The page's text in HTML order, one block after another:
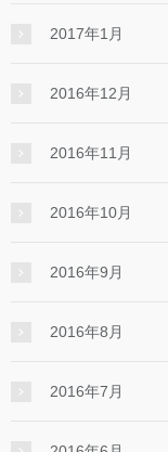
2017年1月
2016年12月
2016年11月
2016年10月
2016年9月
2016年8月
2016年7月